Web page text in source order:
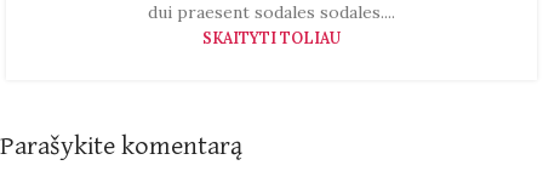
dui praesent sodales sodales....
SKAITYTI TOLIAU
Parašykite komentarą